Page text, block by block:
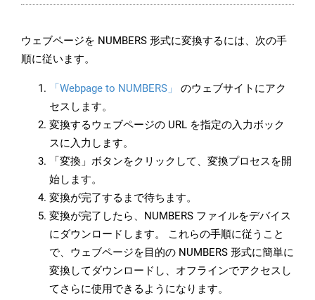
ウェブページを NUMBERS 形式に変換するには、次の手
順に従います。
「Webpage to NUMBERS」
のウェブサイトにアク
セスします。
変換するウェブページの URL を指定の入力ボック
スに入力します。
「変換」ボタンをクリックして、変換プロセスを開
始します。
変換が完了するまで待ちます。
変換が完了したら、NUMBERS ファイルをデバイス
にダウンロードします。 これらの手順に従うこと
で、ウェブページを目的の NUMBERS 形式に簡単に
変換してダウンロードし、オフラインでアクセスし
てさらに使用できるようになります。